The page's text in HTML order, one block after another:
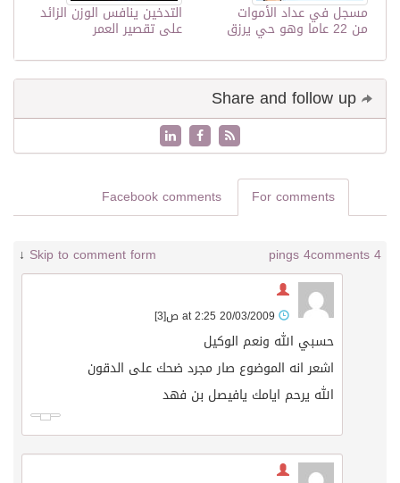
التدخين ينافس الوزن الزائد
على تقصير العمر
مسجل في عداد الأموات
من 22 عاما وهو حي يرزق
For comments
Facebook comments
4 comments
4 pings
Skip to comment form
↓
[3]
حسبي الله ونعم الوكيل
اشعر انه الموضوع صار مجرد ضحك على الدقون
الله يرحم ايامك يافيصل بن فهد